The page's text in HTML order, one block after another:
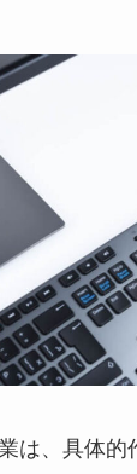
は、具体的